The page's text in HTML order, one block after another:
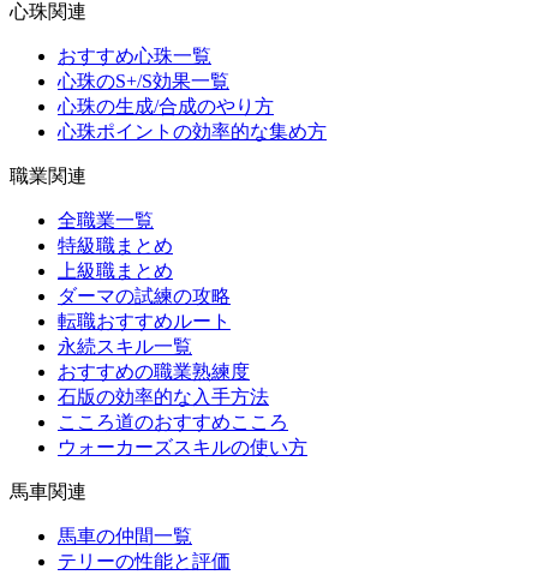
心珠関連
おすすめ心珠一覧
心珠のS+/S効果一覧
心珠の生成/合成のやり方
心珠ポイントの効率的な集め方
職業関連
全職業一覧
特級職まとめ
上級職まとめ
ダーマの試練の攻略
転職おすすめルート
永続スキル一覧
おすすめの職業熟練度
石版の効率的な入手方法
こころ道のおすすめこころ
ウォーカーズスキルの使い方
馬車関連
馬車の仲間一覧
テリーの性能と評価